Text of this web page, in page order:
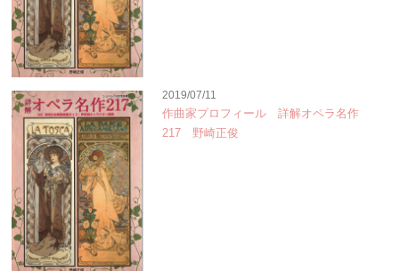
2019/07/11
作曲家プロフィール 詳解オペラ名作
217 野崎正俊